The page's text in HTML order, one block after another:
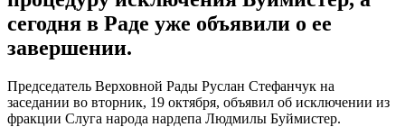
сегодня в Раде уже объявили о ее
завершении.
Председатель Верховной Рады Руслан Стефанчук на
заседании во вторник, 19 октября, объявил об исключении из
фракции Слуга народа нардепа Людмилы Буймистер.